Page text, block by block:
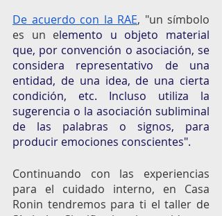
De acuerdo con la RAE, "un símbolo
es un elemento u objeto material
que, por convención o asociación, se
considera representativo de una
entidad, de una idea, de una cierta
condición, etc. Incluso utiliza la
sugerencia o la asociación subliminal
de las palabras o signos, para
producir emociones conscientes".
Continuando con las experiencias
para el cuidado interno, en Casa
Ronin tendremos para ti el taller de